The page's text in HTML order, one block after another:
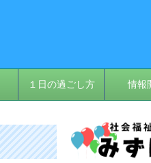
１日の過ごし方 情報